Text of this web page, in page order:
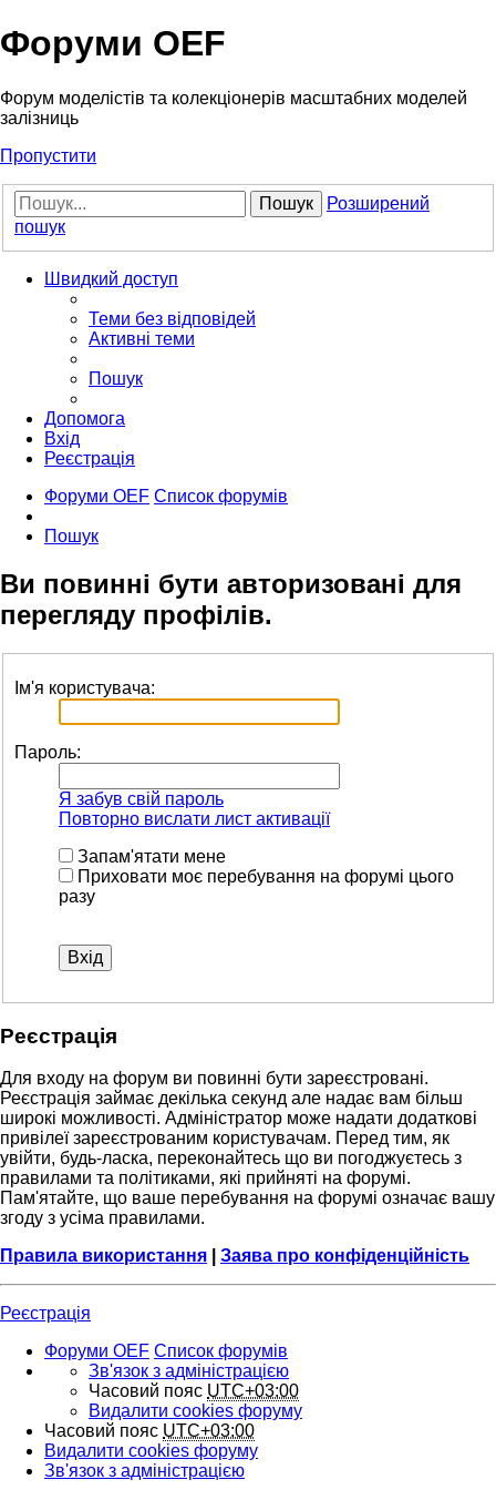
Форуми OEF
Форум моделістів та колекціонерів масштабних моделей
залізниць
Пропустити
Пошук
Розширений
пошук
Швидкий доступ
Теми без відповідей
Активні теми
Пошук
Допомога
Вхід
Реєстрація
Форуми OEF Список форумів
Пошук
Ви повинні бути авторизовані для
перегляду профілів.
Ім'я користувача:
Пароль:
Я забув свій пароль
Повторно вислати лист активації
Запам'ятати мене
Приховати моє перебування на форумі цього
разу
Реєстрація
Для входу на форум ви повинні бути зареєстровані.
Реєстрація займає декілька секунд але надає вам більш
широкі можливості. Адміністратор може надати додаткові
привілеї зареєстрованим користувачам. Перед тим, як
увійти, будь-ласка, переконайтесь що ви погоджуєтесь з
правилами та політиками, які прийняті на форумі.
Пам'ятайте, що ваше перебування на форумі означає вашу
згоду з усіма правилами.
Правила використання
Заява про конфіденційність
Реєстрація
Форуми OEF Список форумів
Зв'язок з адміністрацією
Часовий пояс UTC+03:00
Видалити cookies форуму
Часовий пояс UTC+03:00
Видалити cookies форуму
Зв'язок з адміністрацією